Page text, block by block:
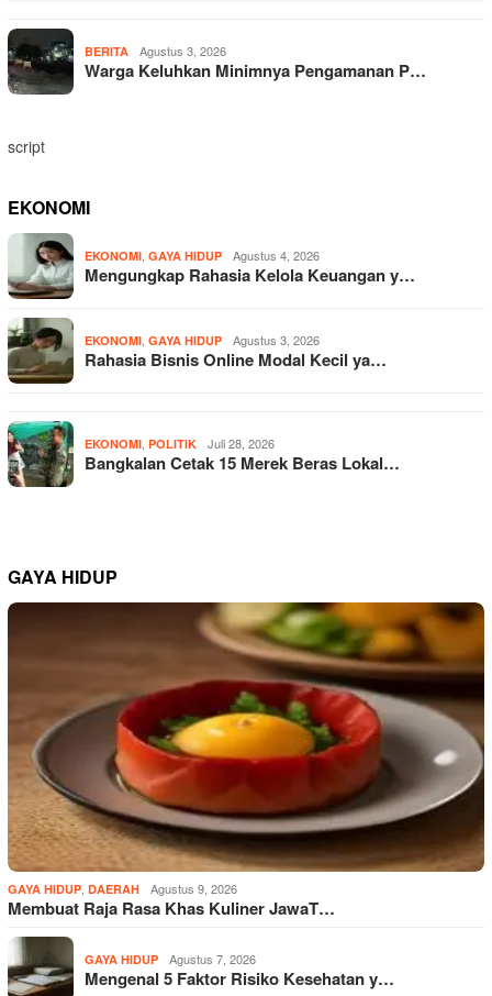
BERITA Agustus 3, 2026
Warga Keluhkan Minimnya Pengamanan P…
script
EKONOMI
EKONOMI GAYA HIDUP Agustus 4, 2026
Mengungkap Rahasia Kelola Keuangan y…
EKONOMI GAYA HIDUP Agustus 3, 2026
Rahasia Bisnis Online Modal Kecil ya…
EKONOMI POLITIK Juli 28, 2026
Bangkalan Cetak 15 Merek Beras Lokal…
GAYA HIDUP
GAYA HIDUP, DAERAH Agustus 9, 2026
Membuat Raja Rasa Khas Kuliner JawaT…
GAYA HIDUP Agustus 7, 2026
Mengenal 5 Faktor Risiko Kesehatan y…